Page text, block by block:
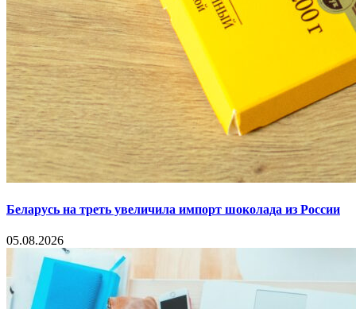
Беларусь на треть увеличила импорт шоколада из России
05.08.2026